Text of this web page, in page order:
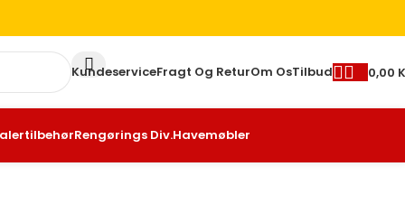
KundeserviceFragt Og ReturOm OsTilbud 0,00
Rengørings Div.Havemøbler